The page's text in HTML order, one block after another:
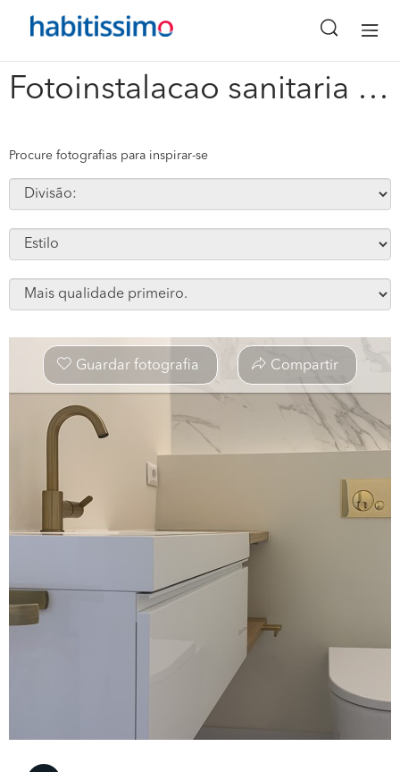
Fotoinstalacao sanitaria da suite #336587
x
Procure fotografias para inspirar-se
Guardar fotografia Compartir